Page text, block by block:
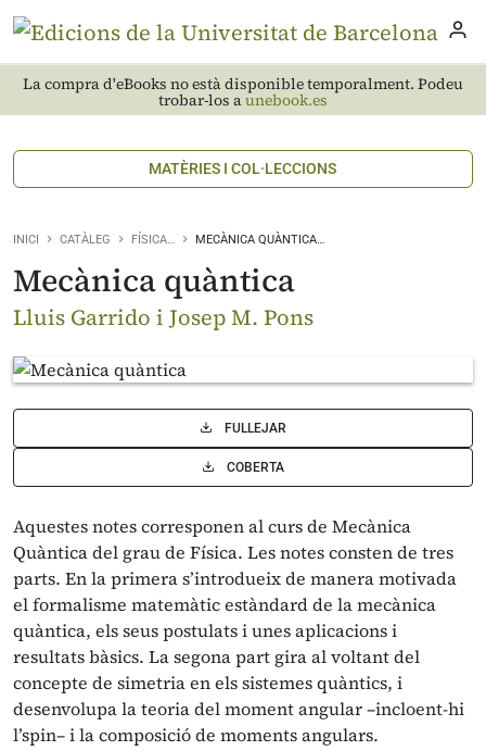
La compra d'eBooks no està disponible temporalment. Podeu
trobar-los aunebook.es
MATÈRIES I COL·LECCIONS
INICI CATÀLEG FÍSICA… MECÀNICA QUÀNTICA…
Mecànica quàntica
Lluis Garrido i Josep M. Pons
FULLEJAR
COBERTA
Aquestes notes corresponen al curs de Mecànica
Quàntica del grau de Física. Les notes consten de tres
parts. En la primera s’introdueix de manera motivada
el formalisme matemàtic estàndard de la mecànica
quàntica, els seus postulats i unes aplicacions i
resultats bàsics. La segona part gira al voltant del
concepte de simetria en els sistemes quàntics, i
desenvolupa la teoria del moment angular –incloent-hi
l’spin– i la composició de moments angulars.